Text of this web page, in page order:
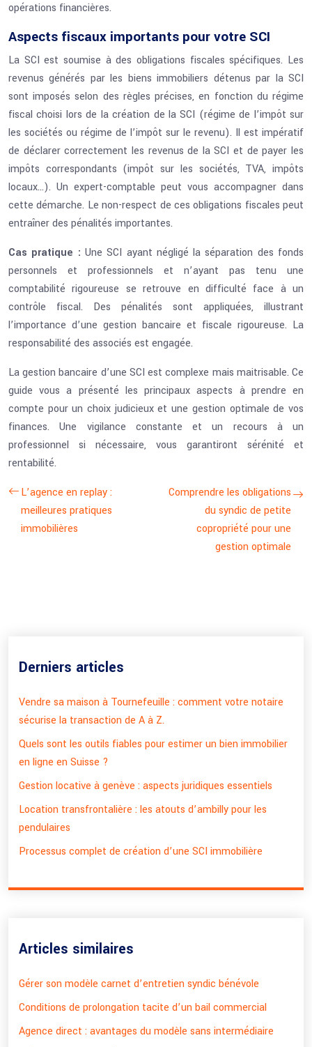
opérations financières.
Aspects fiscaux importants pour votre SCI
La SCI est soumise à des obligations fiscales spécifiques. Les
revenus générés par les biens immobiliers détenus par la SCI
sont imposés selon des règles précises, en fonction du régime
fiscal choisi lors de la création de la SCI (régime de l’impôt sur
les sociétés ou régime de l’impôt sur le revenu). Il est impératif
de déclarer correctement les revenus de la SCI et de payer les
impôts correspondants (impôt sur les sociétés, TVA, impôts
locaux…). Un expert-comptable peut vous accompagner dans
cette démarche. Le non-respect de ces obligations fiscales peut
entraîner des pénalités importantes.
Cas pratique : Une SCI ayant négligé la séparation des fonds
personnels et professionnels et n’ayant pas tenu une
comptabilité rigoureuse se retrouve en difficulté face à un
contrôle fiscal. Des pénalités sont appliquées, illustrant
l’importance d’une gestion bancaire et fiscale rigoureuse. La
responsabilité des associés est engagée.
La gestion bancaire d’une SCI est complexe mais maitrisable. Ce
guide vous a présenté les principaux aspects à prendre en
compte pour un choix judicieux et une gestion optimale de vos
finances. Une vigilance constante et un recours à un
professionnel si nécessaire, vous garantiront sérénité et
rentabilité.
L’agence en replay :
meilleures pratiques
immobilières
Comprendre les obligations
du syndic de petite
copropriété pour une
gestion optimale
Derniers articles
Vendre sa maison à Tournefeuille : comment votre notaire
sécurise la transaction de A à Z.
Quels sont les outils fiables pour estimer un bien immobilier
en ligne en Suisse ?
Gestion locative à genève : aspects juridiques essentiels
Location transfrontalière : les atouts d’ambilly pour les
pendulaires
Processus complet de création d’une SCI immobilière
Articles similaires
Gérer son modèle carnet d’entretien syndic bénévole
Conditions de prolongation tacite d’un bail commercial
Agence direct : avantages du modèle sans intermédiaire